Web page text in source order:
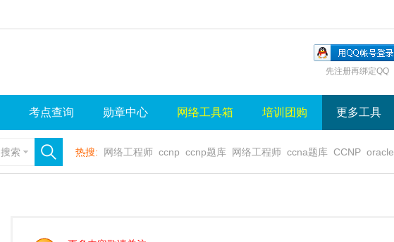
先注册再绑定QQ
考点查询 勋章中心 网络工具箱 培训团购 更多工具
搜索 热搜: 网络工程师 ccnp ccnp题库 网络工程师 ccna题库 CCNP oracle